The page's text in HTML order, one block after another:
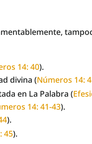
14: 40).
divina (Números 14:
en La Palabra (
14: 41-43).
).
45).